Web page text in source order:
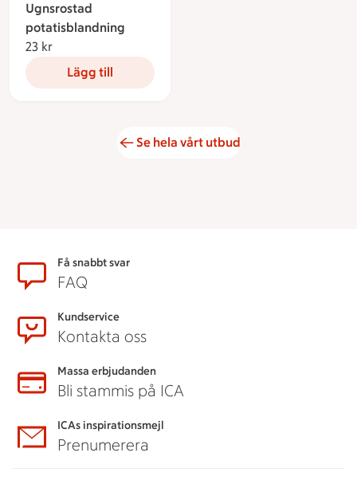
Ugnsrostad
potatisblandning
23 kr
Lägg till
Se hela vårt utbud
SidfotFå snabbt svar
FAQ
Kundservice
Kontakta oss
Massa erbjudanden
Bli stammis på ICA
ICAs inspirationsmejl
Prenumerera